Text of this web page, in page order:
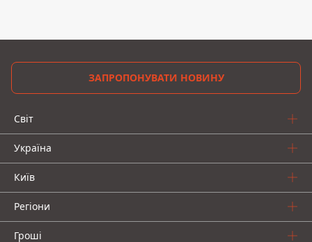
ЗАПРОПОНУВАТИ НОВИНУ
Світ
Україна
Київ
Регіони
Гроші